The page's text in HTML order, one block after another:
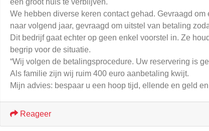
één groot huis te verblijven.
We hebben diverse keren contact gehad. Gevraagd
naar volgend jaar, gevraagd om uitstel van betaling
Dit bedrijf gaat echter op geen enkel voorstel in. Ze
begrip voor de situatie.
“Wij volgen de betalingsprocedure. Uw reservering is
Als familie zijn wij ruim 400 euro aanbetaling kwijt.
Mijn advies: bespaar u een hoop tijd, ellende en geld
Reageer